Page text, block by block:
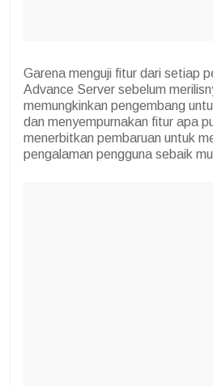
Garena menguji fitur dari setiap
Advance Server sebelum
memungkinkan pengembang
dan menyempurnakan fitur apa
menerbitkan pembaruan untuk
pengalaman pengguna sebaik